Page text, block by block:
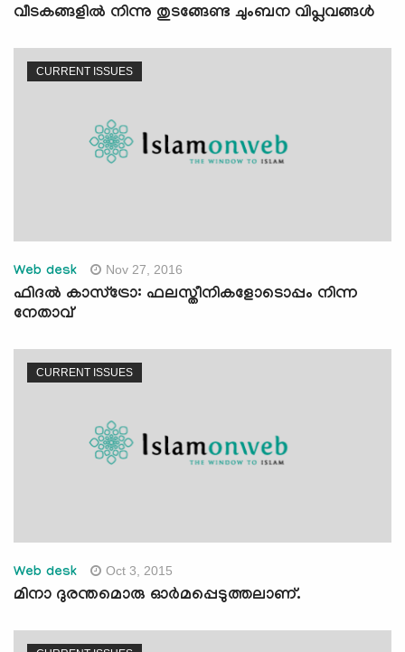
വീടകങ്ങളില്‍ നിന്നു തുടങ്ങേണ്ട ചുംബന വിപ്ലവങ്ങള്‍
CURRENT ISSUES
Web desk Nov 27, 2016
ഫിദല്‍ കാസ്‌ട്രോ: ഫലസ്തീനികളോടൊപ്പം നിന്ന
നേതാവ്
CURRENT ISSUES
Web desk Oct 3, 2015
മിനാ ദുരന്തമൊരു ഓര്‍മപ്പെടുത്തലാണ്.